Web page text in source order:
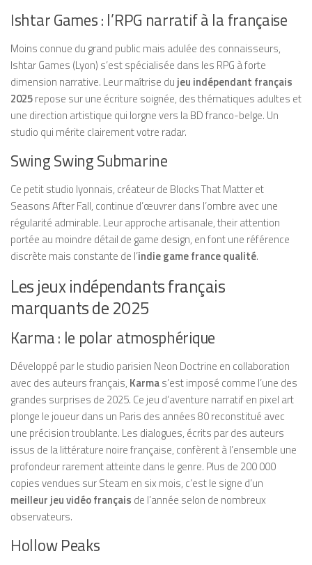
Ishtar Games : l’RPG narratif à la française
Moins connue du grand public mais adulée des connaisseurs,
Ishtar Games (Lyon) s’est spécialisée dans les RPG à forte
dimension narrative. Leur maîtrise du jeu indépendant français
2025repose sur une écriture soignée, des thématiques adultes et
une direction artistique qui lorgne vers la BD franco-belge. Un
studio qui mérite clairement votre radar.
Swing Swing Submarine
Ce petit studio lyonnais, créateur de Blocks That Matter et
Seasons After Fall, continue d’œuvrer dans l’ombre avec une
régularité admirable. Leur approche artisanale, their attention
portée au moindre détail de game design, en font une référence
discrète mais constante de l’indie game france qualité.
Les jeux indépendants français
marquants de 2025
Karma : le polar atmosphérique
Développé par le studio parisien Neon Doctrine en collaboration
avec des auteurs français, Karmas’est imposé comme l’une des
grandes surprises de 2025. Ce jeu d’aventure narratif en pixel art
plonge le joueur dans un Paris des années 80 reconstitué avec
une précision troublante. Les dialogues, écrits par des auteurs
issus de la littérature noire française, confèrent à l’ensemble une
profondeur rarement atteinte dans le genre. Plus de 200 000
copies vendues sur Steam en six mois, c’est le signe d’un
meilleur jeu vidéo français de l’année selon de nombreux
observateurs.
Hollow Peaks